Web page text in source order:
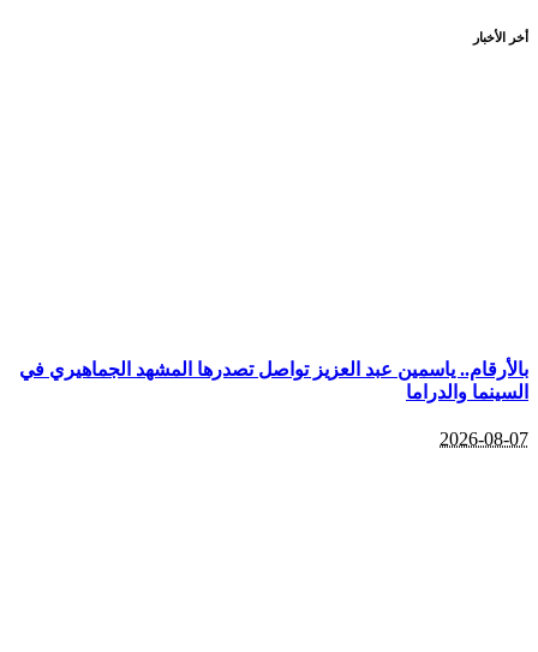
أخر الأخبار
بالأرقام.. ياسمين عبد العزيز تواصل تصدرها المشهد الجماهيري في
السينما والدراما
2026-08-07